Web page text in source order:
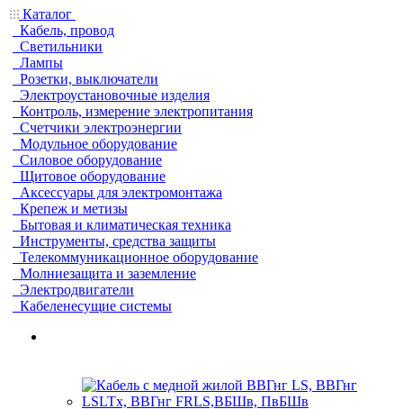
Каталог
Кабель, провод
Светильники
Лампы
Розетки, выключатели
Электроустановочные изделия
Контроль, измерение электропитания
Счетчики электроэнергии
Модульное оборудование
Силовое оборудование
Щитовое оборудование
Аксессуары для электромонтажа
Крепеж и метизы
Бытовая и климатическая техника
Инструменты, средства защиты
Телекоммуникационное оборудование
Молниезащита и заземление
Электродвигатели
Кабеленесущие системы